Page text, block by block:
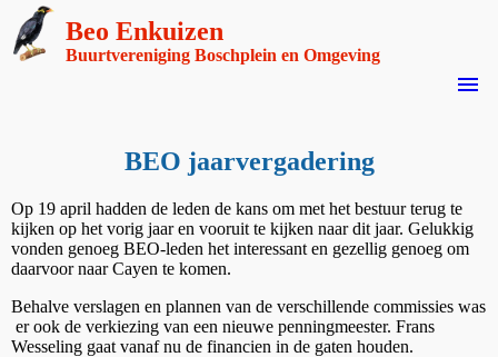
Beo Enkuizen
Buurtvereniging Boschplein en Omgeving
menu
BEO jaarvergadering
Op 19 april hadden de leden de kans om met het bestuur terug te
kijken op het vorig jaar en vooruit te kijken naar dit jaar. Gelukkig
vonden genoeg BEO-leden het interessant en gezellig genoeg om
daarvoor naar Cayen te komen.
Behalve verslagen en plannen van de verschillende commissies was
er ook de verkiezing van een nieuwe penningmeester. Frans
Wesseling gaat vanaf nu de financien in de gaten houden.